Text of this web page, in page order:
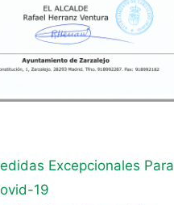
Excepcionales Para
19